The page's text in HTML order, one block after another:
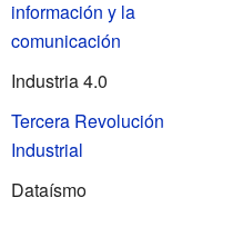
información y la
comunicación
Industria 4.0
Tercera Revolución
Industrial
Dataísmo